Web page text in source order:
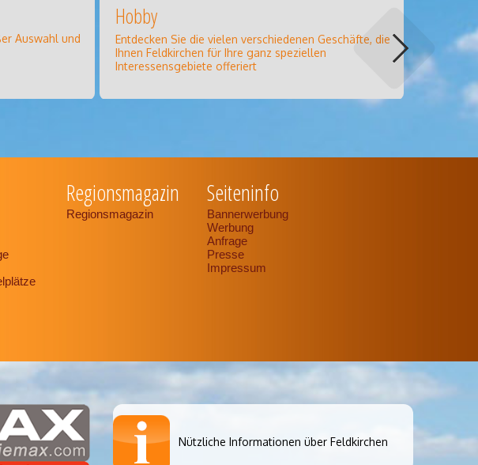
Auswahl und
Hobby
Entdecken Sie die vielen verschiedenen Geschäfte, die
Ihnen Feldkirchen für Ihre ganz speziellen
Interessensgebiete offeriert
Schönheit
Pflege
Regionsmagazin
Regionsmagazin
Seiteninfo
Bannerwerbung
Werbung
Anfrage
Presse
Impressum
Nützliche Informationen über Feldkirchen